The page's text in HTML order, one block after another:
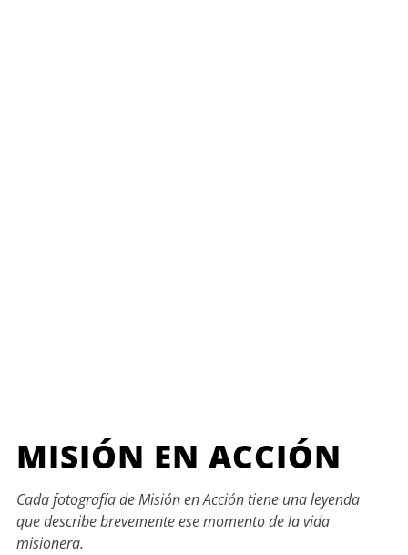
MISIÓN EN ACCIÓN
Cada fotografía de Misión en Acción tiene una leyenda
que describe brevemente ese momento de la vida
misionera.